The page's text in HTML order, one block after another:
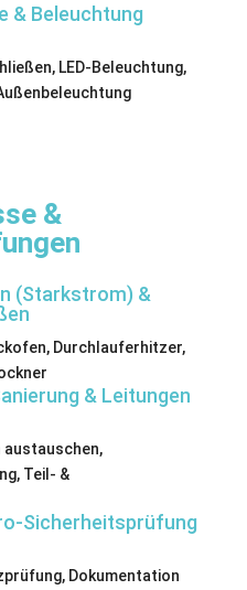
& Beleuchtung
LED-Beleuchtung,
&
(Starkstrom) &
Durchlauferhitzer,
& Leitungen
Teil- &
Sicherheitsprüfung
Dokumentation